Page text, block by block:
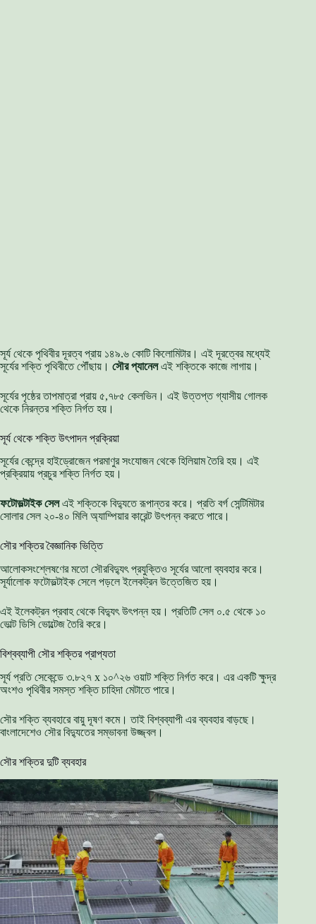
সূর্য থেকে পৃথিবীর দূরত্ব প্রায় ১৪৯.৬ কোটি কিলোমিটার। এই দূরত্বের মধ্যেই
সূর্যের শক্তি পৃথিবীতে পৌঁছায়। সৌর প্যানেলএই শক্তিকে কাজে লাগায়।
সূর্যের পৃষ্ঠের তাপমাত্রা প্রায় ৫,৭৮৫ কেলভিন। এই উত্তপ্ত গ্যাসীয় গোলক
থেকে নিরন্তর শক্তি নির্গত হয়।
সূর্য থেকে শক্তি উৎপাদন প্রক্রিয়া
সূর্যের কেন্দ্রে হাইড্রোজেন পরমাণুর সংযোজন থেকে হিলিয়াম তৈরি হয়। এই
প্রক্রিয়ায় প্রচুর শক্তি নির্গত হয়।
ফটোভল্টাইক সেলএই শক্তিকে বিদ্যুতে রূপান্তর করে। প্রতি বর্গ সেন্টিমিটার
সোলার সেল ২০-৪০ মিলি অ্যাম্পিয়ার কারেন্ট উৎপন্ন করতে পারে।
সৌর শক্তির বৈজ্ঞানিক ভিত্তি
আলোকসংশ্লেষণের মতো সৌরবিদ্যুৎ প্রযুক্তিও সূর্যের আলো ব্যবহার করে।
সূর্যালোক ফটোভল্টাইক সেলে পড়লে ইলেকট্রন উত্তেজিত হয়।
এই ইলেকট্রন প্রবাহ থেকে বিদ্যুৎ উৎপন্ন হয়। প্রতিটি সেল ০.৫ থেকে ১০
ভোল্ট ডিসি ভোল্টেজ তৈরি করে।
বিশ্বব্যাপী সৌর শক্তির প্রাপ্যতা
সূর্য প্রতি সেকেন্ডে ৩.৮২৭ x ১০^২৬ ওয়াট শক্তি নির্গত করে। এর একটি ক্ষুদ্র
অংশও পৃথিবীর সমস্ত শক্তি চাহিদা মেটাতে পারে।
সৌর শক্তি ব্যবহারে বায়ু দূষণ কমে। তাই বিশ্বব্যাপী এর ব্যবহার বাড়ছে।
বাংলাদেশেও সৌর বিদ্যুতের সম্ভাবনা উজ্জ্বল।
সৌর শক্তির দুটি ব্যবহার